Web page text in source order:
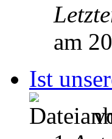
am
Ist